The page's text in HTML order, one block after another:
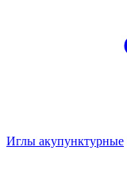
Иглы акупунктурные